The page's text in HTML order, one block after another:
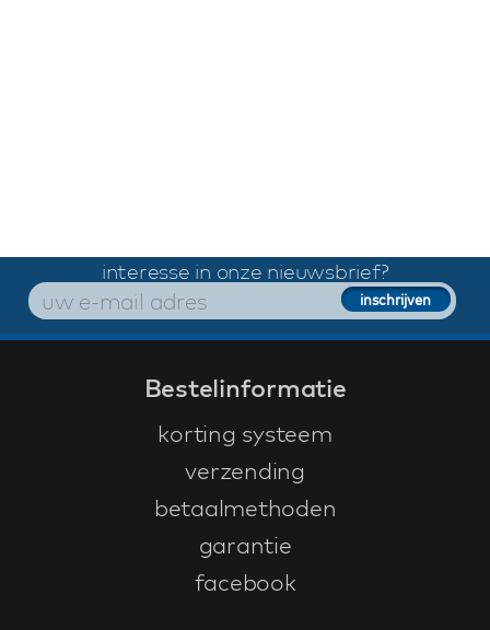
interesse in onze nieuwsbrief?
Bestelinformatie
korting systeem
verzending
betaalmethoden
garantie
facebook